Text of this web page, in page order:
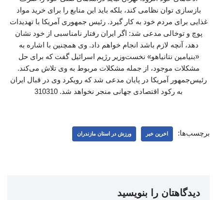
بازسازی توان نظامی کند، بلکه باید این منابع را برای خرید مواد
غذایی برای مردم خود به کار گیرد. رئیس جمهوری آمریکا با تهدیدات
پوچ و توخالی مدعی شد: اگر ایران رفتار نامناسبی از خود نشان
دهد، آنچه لازم باشد انجام خواهم داد. وی همچنین با اشاره به
«بنیامین نتانیاهو» نخست‌وزیر رژیم اسرائیل گفت که برای حل
مشکلات موجود، از جمله مشکلات مربوط به وی تلاش می‌کند.
رئیس‌جمهور آمریکا در پایان مدعی شد که رویکرد وی در قبال ایران
به رکود اقتصادی جهانی منجر نخواهد شد. 310310
برچسب‌ها: اخرین خبر ورزش در استان مازندران
دیدگاهتان را بنویسید